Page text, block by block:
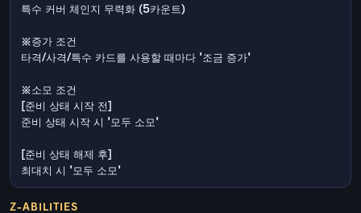
특수 커버 체인지 무력화 (5카운트)
※증가 조건
타격/사격/특수 카드를 사용할 때마다 '조금 증가'
※소모 조건
[준비 상태 시작 전]
준비 상태 시작 시 '모두 소모'
[준비 상태 해제 후]
최대치 시 '모두 소모'
Z-ABILITIES